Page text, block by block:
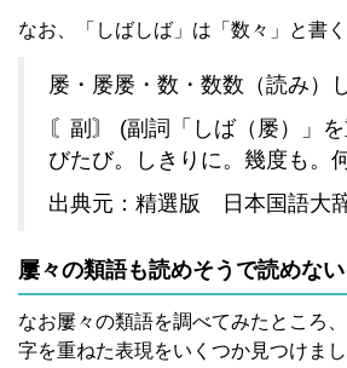
なお、「しばしば」は「数々」と書
屡・屡屡・数・数数（読み）
〘副〙 (副詞「しば（屡）」
びたび。しきりに。幾度も。
出典元：精選版 日本国語大
屢々の類語も読めそうで読めない
なお屢々の類語を調べてみたところ
字を重ねた表現をいくつか見つけまし